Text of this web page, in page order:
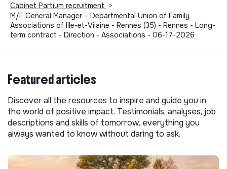
Cabinet Partium recruitment
>
M/F General Manager – Departmental Union of Family
Associations of Ille-et-Vilaine - Rennes (35) - Rennes - Long-
term contract - Direction - Associations - 06-17-2026
Featured articles
Discover all the resources to inspire and guide you in
the world of positive impact. Testimonials, analyses, job
descriptions and skills of tomorrow, everything you
always wanted to know without daring to ask.